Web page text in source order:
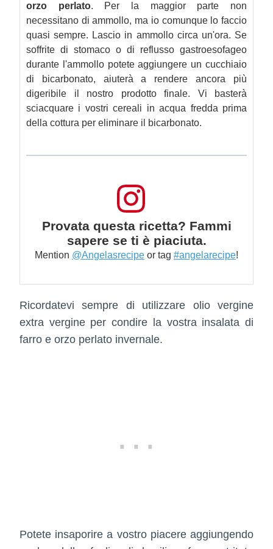
orzo perlato. Per la maggior parte non
necessitano di ammollo, ma io comunque lo faccio
quasi sempre. Lascio in ammollo circa un'ora. Se
soffrite di stomaco o di reflusso gastroesofageo
durante l'ammollo potete aggiungere un cucchiaio
di bicarbonato, aiuterà a rendere ancora più
digeribile il nostro prodotto finale. Vi basterà
sciacquare i vostri cereali in acqua fredda prima
della cottura per eliminare il bicarbonato.
Provata questa ricetta? Fammi
sapere se ti è piaciuta.
Mention @Angelasrecipe or tag #angelarecipe!
Ricordatevi sempre di utilizzare olio vergine
extra vergine per condire la vostra insalata di
farro e orzo perlato invernale.
Potete insaporire a vostro piacere aggiungendo